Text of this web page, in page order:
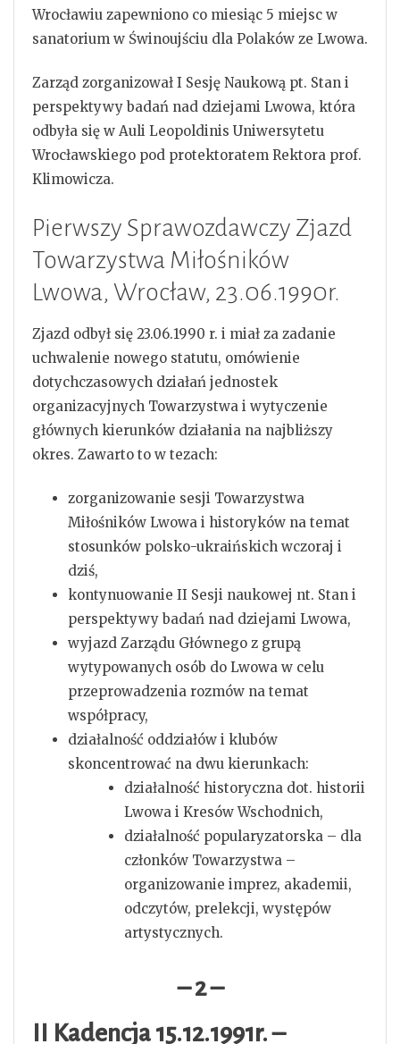
Wrocławiu zapewniono co miesiąc 5 miejsc w
sanatorium w Świnoujściu dla Polaków ze Lwowa.
Zarząd zorganizował I Sesję Naukową pt. Stan i
perspektywy badań nad dziejami Lwowa, która
odbyła się w Auli Leopoldinis Uniwersytetu
Wrocławskiego pod protektoratem Rektora prof.
Klimowicza.
Pierwszy Sprawozdawczy Zjazd
Towarzystwa Miłośników
Lwowa, Wrocław, 23.06.1990r.
Zjazd odbył się 23.06.1990 r. i miał za zadanie
uchwalenie nowego statutu, omówienie
dotychczasowych działań jednostek
organizacyjnych Towarzystwa i wytyczenie
głównych kierunków działania na najbliższy
okres. Zawarto to w tezach:
zorganizowanie sesji Towarzystwa
Miłośników Lwowa i historyków na temat
stosunków polsko-ukraińskich wczoraj i
dziś,
kontynuowanie II Sesji naukowej nt. Stan i
perspektywy badań nad dziejami Lwowa,
wyjazd Zarządu Głównego z grupą
wytypowanych osób do Lwowa w celu
przeprowadzenia rozmów na temat
współpracy,
działalność oddziałów i klubów
skoncentrować na dwu kierunkach:
działalność historyczna dot. historii
Lwowa i Kresów Wschodnich,
działalność popularyzatorska – dla
członków Towarzystwa –
organizowanie imprez, akademii,
odczytów, prelekcji, występów
artystycznych.
– 2 –
II Kadencja 15.12.1991r. –